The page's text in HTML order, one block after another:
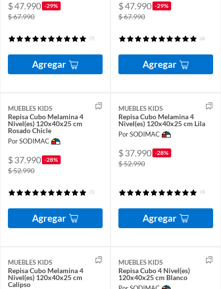
$ 47.990 -29%
$ 67.990
(7)
Agregar
$ 47.990 -29%
$ 67.990
(6)
Agregar
MUEBLES KIDS
Repisa Cubo Melamina 4
Nivel(es) 120x40x25 cm
Rosado Chicle
Por SODIMAC
$ 37.990 -28%
$ 52.990
(1)
Agregar
MUEBLES KIDS
Repisa Cubo Melamina 4
Nivel(es) 120x40x25 cm Lila
Por SODIMAC
$ 37.990 -28%
$ 52.990
(4)
Agregar
MUEBLES KIDS
Repisa Cubo Melamina 4
Nivel(es) 120x40x25 cm
Calipso
MUEBLES KIDS
Repisa Cubo 4 Nivel(es)
120x40x25 cm Blanco